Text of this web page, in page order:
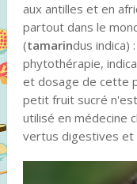
aux antilles et en
partout dans le
(tamarindus indica)
phytothérapie,
et dosage de cette
petit fruit sucré
utilisé en médecine
vertus digestives et